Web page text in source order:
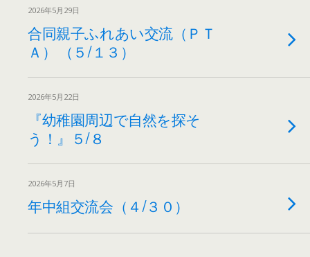
2026年5月29日
合同親子ふれあい交流（ＰＴ
Ａ） （５/１３）
2026年5月22日
『幼稚園周辺で自然を探そ
う！』５/８
2026年5月7日
年中組交流会（４/３０）